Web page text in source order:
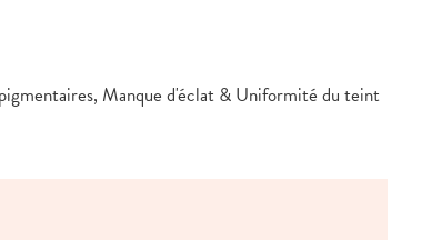
Manque d'éclat & Uniformité du teint